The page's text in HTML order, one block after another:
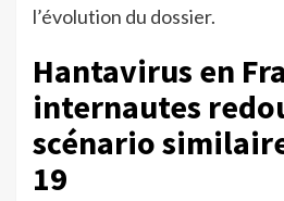
l’évolution du dossier.
Hantavirus en
internautes
scénario
19